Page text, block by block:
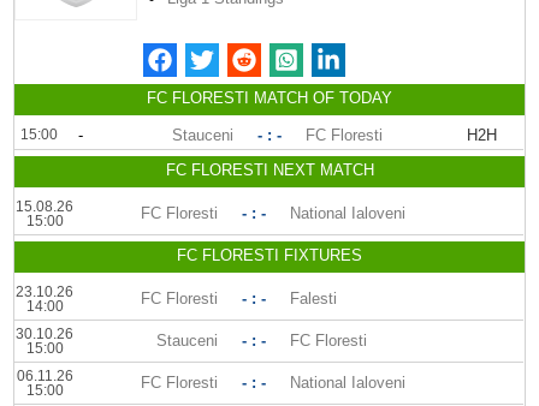
FC FLORESTI MATCH OF TODAY
15:00 - Stauceni - : - FC Floresti
H2H
FC FLORESTI NEXT MATCH
15.08.26
15:00
FC Floresti - : - National Ialoveni
FC FLORESTI FIXTURES
23.10.26
14:00
FC Floresti - : - Falesti
30.10.26
15:00
Stauceni - : - FC Floresti
06.11.26
15:00
FC Floresti - : - National Ialoveni